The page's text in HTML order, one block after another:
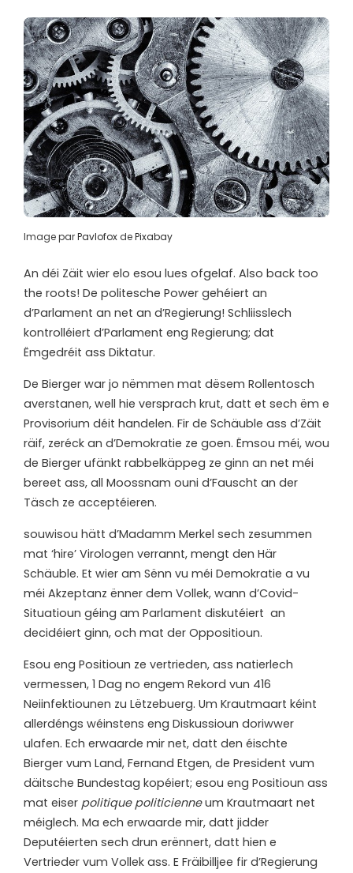
Image parPavlofox dePixabay
An déi Zäit wier elo esou lues ofgelaf. Also back too
the roots! De politesche Power gehéiert an
d’Parlament an net an d’Regierung! Schliisslech
kontrolléiert d’Parlament eng Regierung; dat
Ëmgedréit ass Diktatur.
De Bierger war jo nëmmen mat dësem Rollentosch
averstanen, well hie versprach krut, datt et sech ëm e
Provisorium déit handelen. Fir de Schäuble ass d’Zäit
räif, zeréck an d’Demokratie ze goen. Ëmsou méi, wou
de Bierger ufänkt rabbelkäppeg ze ginn an net méi
bereet ass, all Moossnam ouni d’Fauscht an der
Täsch ze acceptéieren.
souwisou hätt d’Madamm Merkel sech zesummen
mat ‘hire’ Virologen verrannt, mengt den Här
Schäuble. Et wier am Sënn vu méi Demokratie a vu
méi Akzeptanz ënner dem Vollek, wann d’Covid-
Situatioun géing am Parlament diskutéiert an
decidéiert ginn, och mat der Oppositioun.
Esou eng Positioun ze vertrieden, ass natierlech
vermessen, 1 Dag no engem Rekord vun 416
Neiinfektiounen zu Lëtzebuerg. Um Krautmaart kéint
allerdéngs wéinstens eng Diskussioun doriwwer
ulafen. Ech erwaarde mir net, datt den éischte
Bierger vum Land, Fernand Etgen, de President vum
däitsche Bundestag kopéiert; esou eng Positioun ass
mat eiser politique politicienneum Krautmaart net
méiglech. Ma ech erwaarde mir, datt jidder
Deputéierten sech drun erënnert, datt hien e
Vertrieder vum Vollek ass. E Fräibilljee fir d’Regierung